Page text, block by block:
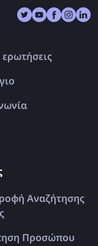
Αναζήτησης
Προσώπου